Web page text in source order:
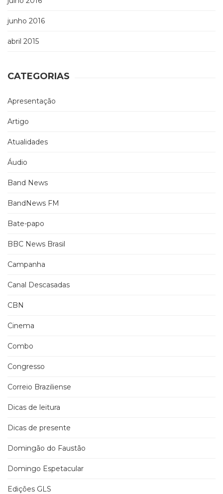
junho 2016
abril 2015
CATEGORIAS
Apresentação
Artigo
Atualidades
Áudio
Band News
BandNews FM
Bate-papo
BBC News Brasil
Campanha
Canal Descasadas
CBN
Cinema
Combo
Congresso
Correio Braziliense
Dicas de leitura
Dicas de presente
Domingão do Faustão
Domingo Espetacular
Edições GLS